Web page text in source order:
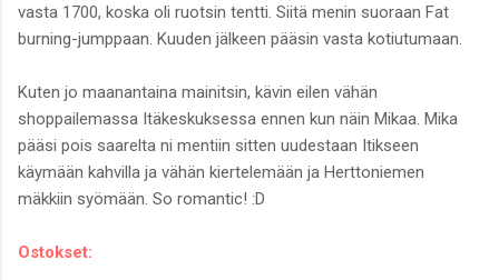
vasta 1700, koska oli ruotsin tentti. Siitä menin suoraan Fat
burning-jumppaan. Kuuden jälkeen pääsin vasta kotiutumaan.
Kuten jo maanantaina mainitsin, kävin eilen vähän
shoppailemassa Itäkeskuksessa ennen kun näin Mikaa. Mika
pääsi pois saarelta ni mentiin sitten uudestaan Itikseen
käymään kahvilla ja vähän kiertelemään ja Herttoniemen
mäkkiin syömään. So romantic! :D
Ostokset: